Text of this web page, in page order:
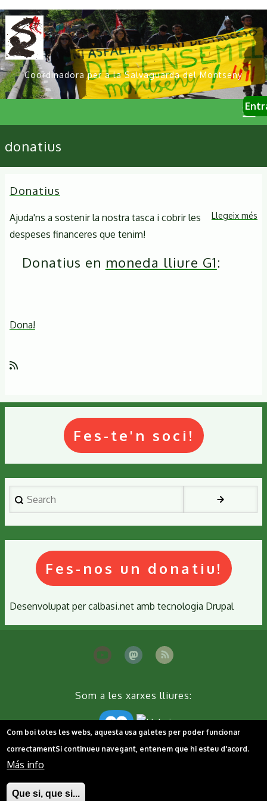
Vés
al
contingut
Coordinadora per a la Salvaguarda del Montseny
User
Primary
links
donatius
Donatius
Llegeix més
Ajuda'ns a sostenir la nostra tasca i cobrir les
despeses financeres que tenim!
Donatius en moneda lliure G1:
Dona!
Fes-te'n soci!
Search
Fes-nos un donatiu!
Desenvolupat percalbasi.net amb tecnologia Drupal
Som a les xarxes lliures:
Peu Contacta'ns
Com boi totes les webs, aquesta usa galetes per poder funcionar
correctamentSi continueu navegant, entenem que hi esteu d'acord.
Más info
Que si, que si...